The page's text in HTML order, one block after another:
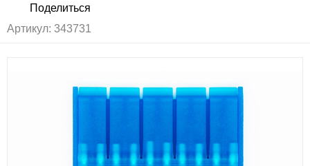
Артикул: 343731